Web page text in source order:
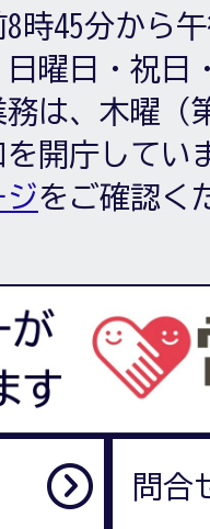
時45分から
日曜日・祝日
は、木曜（
を開庁してい
ジをご確認く
問合